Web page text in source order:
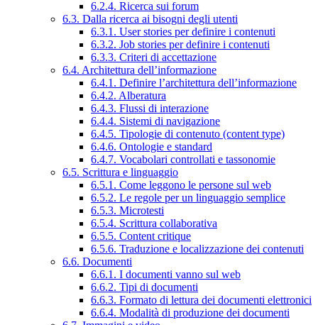
6.2.4. Ricerca sui forum
6.3. Dalla ricerca ai bisogni degli utenti
6.3.1. User stories per definire i contenuti
6.3.2. Job stories per definire i contenuti
6.3.3. Criteri di accettazione
6.4. Architettura dell’informazione
6.4.1. Definire l’architettura dell’informazione
6.4.2. Alberatura
6.4.3. Flussi di interazione
6.4.4. Sistemi di navigazione
6.4.5. Tipologie di contenuto (content type)
6.4.6. Ontologie e standard
6.4.7. Vocabolari controllati e tassonomie
6.5. Scrittura e linguaggio
6.5.1. Come leggono le persone sul web
6.5.2. Le regole per un linguaggio semplice
6.5.3. Microtesti
6.5.4. Scrittura collaborativa
6.5.5. Content critique
6.5.6. Traduzione e localizzazione dei contenuti
6.6. Documenti
6.6.1. I documenti vanno sul web
6.6.2. Tipi di documenti
6.6.3. Formato di lettura dei documenti elettronici
6.6.4. Modalità di produzione dei documenti